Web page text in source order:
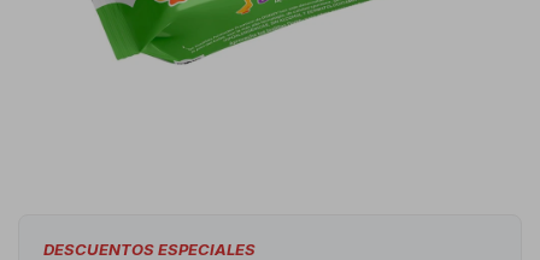
DESCUENTOS ESPECIALES